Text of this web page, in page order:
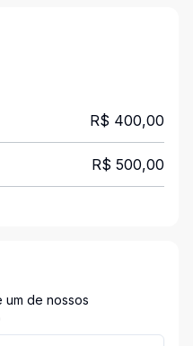
R$ 400,00
R$ 500,00
um de nossos